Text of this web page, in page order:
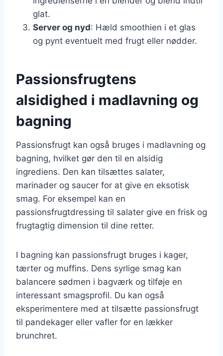
glat.
Server og nyd: Hæld smoothien i et glas
og pynt eventuelt med frugt eller nødder.
Passionsfrugtens
alsidighed i madlavning og
bagning
Passionsfrugt kan også bruges i madlavning og
bagning, hvilket gør den til en alsidig
ingrediens. Den kan tilsættes salater,
marinader og saucer for at give en eksotisk
smag. For eksempel kan en
passionsfrugtdressing til salater give en frisk og
frugtagtig dimension til dine retter.
I bagning kan passionsfrugt bruges i kager,
tærter og muffins. Dens syrlige smag kan
balancere sødmen i bagværk og tilføje en
interessant smagsprofil. Du kan også
eksperimentere med at tilsætte passionsfrugt
til pandekager eller vafler for en lækker
brunchret.